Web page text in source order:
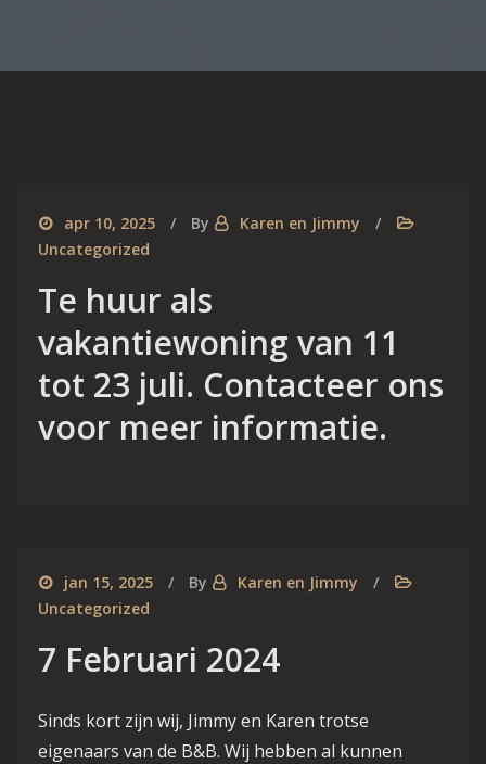
apr 10, 2025 By
Karen en Jimmy
Uncategorized
Te huur als
vakantiewoning van 11
tot 23 juli. Contacteer ons
voor meer informatie.
jan 15, 2025 By
Karen en Jimmy
Uncategorized
7 Februari 2024
Sinds kort zijn wij, Jimmy en Karen trotse
eigenaars van de B&B. Wij hebben al kunnen